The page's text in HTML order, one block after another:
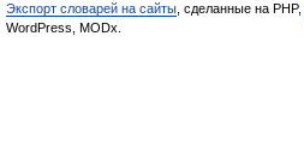
Экспорт словарей на сайты , сделанные на PHP,
WordPress, MODx.